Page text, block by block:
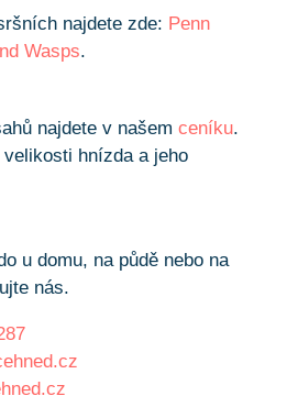
najdete zde: Penn
Wasps.
najdete v našem ceníku.
hnízda a jeho
u domu, na půdě nebo na
nás.